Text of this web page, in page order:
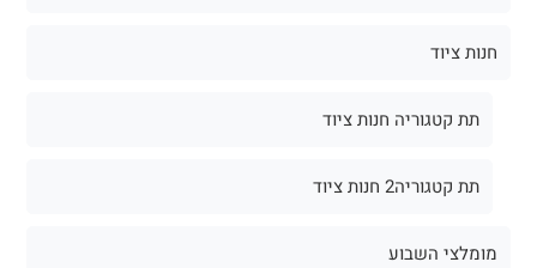
חנות ציוד
תת קטגוריה חנות ציוד
תת קטגוריה2 חנות ציוד
מומלצי השבוע